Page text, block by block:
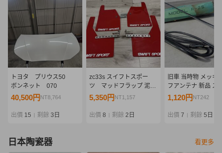
トヨタ プリウス50
ボンネット 070
40,500円 NT8,764
出價 15 剩餘 3日
zc33s スイフトスポー
ツ マッドフラップ 泥除
け
5,350円 NT1,157
出價 8 剩餘 2日
旧車 当時物 メッキ
フアンテナ 新品 ス
フロンテ クーペ 360
すゞ ベレット GT
1,120円 NT242
出價 7 剩餘 5日
日本陶瓷器 看更多